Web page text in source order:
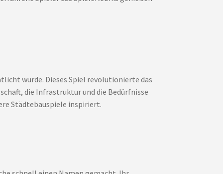
wurde. Dieses Spiel revolutionierte das
die Infrastruktur und die Bedürfnisse
Städtebauspiele inspiriert.